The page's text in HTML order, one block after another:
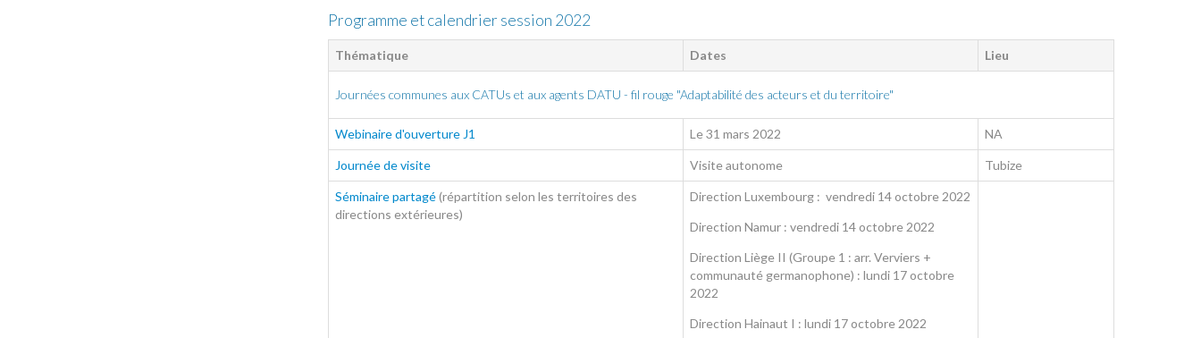
Programme et calendrier session 2022
Thématique Dates Lieu
Journées communes aux CATUs et aux agents DATU - fil rouge "Adaptabilité des acteurs et du territoire"
Webinaire d'ouverture J1 Le 31 mars 2022 NA
Journée de visite Visite autonome Tubize
Séminaire partagé(répartition selon les territoires des
directions extérieures)
Direction Luxembourg : vendredi 14 octobre 2022
Direction Namur : vendredi 14 octobre 2022
Direction Liège II (Groupe 1 : arr. Verviers +
communauté germanophone) : lundi 17 octobre
2022
Direction Hainaut I : lundi 17 octobre 2022